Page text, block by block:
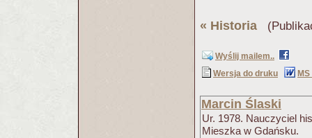
« Historia
Wyślij mailem..
Wersja do druku
Marcin Ślaski
Ur. 1978. Nauczyciel
Mieszka w Gdańsku.